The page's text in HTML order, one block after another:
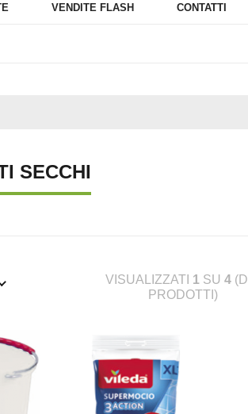
VENDITE FLASH CONTATTI
SECCHI
VISUALIZZATI 1 SU 4
PRODOTTI)